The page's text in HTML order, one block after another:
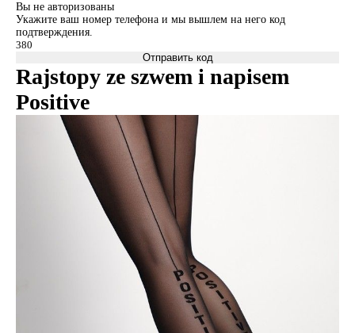
Вы не авторизованы
Укажите ваш номер телефона и мы вышлем на него код
подтверждения.
Отправить код
Rajstopy ze szwem i napisem
Positive